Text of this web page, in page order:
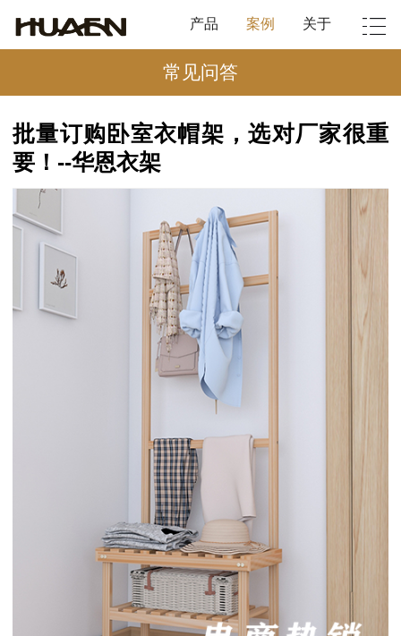
产品 案例 关于
常见问答
批量订购卧室衣帽架，选对厂家很重
要！--华恩衣架